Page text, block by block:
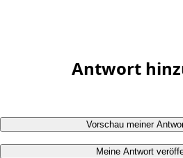
Antwort
Vorschau meiner
Meine Antwort